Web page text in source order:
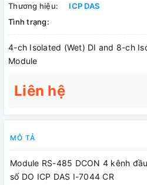
Thương hiệu:
ICP DAS
Tình trạng:
4-ch Isolated (Wet) DI and 8-ch
Module
Liên hệ
MÔ TẢ
Module RS-485 DCON 4 kênh
số DO ICP DAS I-7044 CR